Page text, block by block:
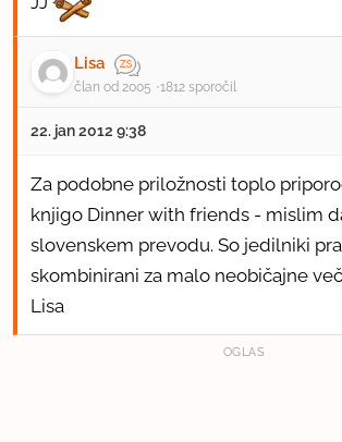
Lisa
član od 2005 1812 sporočil
22. jan 2012 9:38
Za podobne priložnosti toplo
knjigo Dinner with friends - mislim
slovenskem prevodu. So jedilniki
skombinirani za malo neobičajne
Lisa
OGLAS